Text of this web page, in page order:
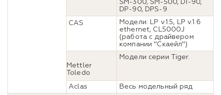
SM-300, SM-500, DI-90,
DP-90, DPS-9
CAS
Модели: LP v.1.5, LP v.1.6
ethernet, CL5000J
(работа с драйвером
компании "Скаейл")
Mettler
Toledo
Модели серии Tiger.
Aclas
Весь модельный ряд